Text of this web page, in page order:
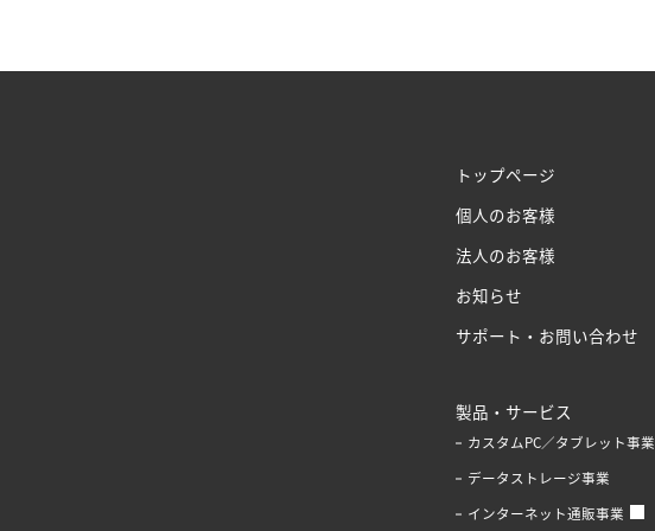
トップページ
個人のお客様
法人のお客様
お知らせ
サポート・お問い合わせ
製品・サービス
カスタムPC／タブレット事業
データストレージ事業
インターネット通販事業